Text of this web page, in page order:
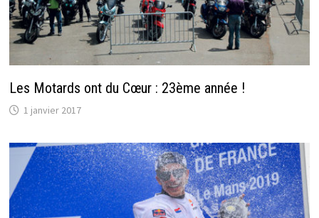
Les Motards ont du Cœur : 23ème année !
1 janvier 2017